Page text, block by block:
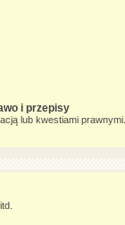
i przepisy
lub kwestiami prawnymi.